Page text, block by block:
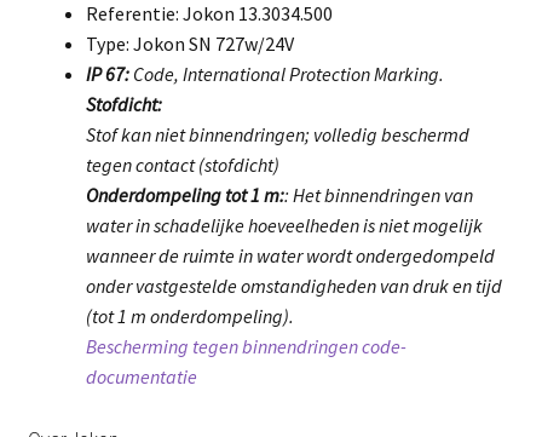
Referentie: Jokon 13.3034.500
Type: Jokon SN 727w/24V
IP 67:Code, International Protection Marking.
Stofdicht:
Stof kan niet binnendringen; volledig beschermd
tegen contact (stofdicht)
Onderdompeling tot 1 m:: Het binnendringen van
water in schadelijke hoeveelheden is niet mogelijk
wanneer de ruimte in water wordt ondergedompeld
onder vastgestelde omstandigheden van druk en tijd
(tot 1 m onderdompeling).
Bescherming tegen binnendringen code-
documentatie